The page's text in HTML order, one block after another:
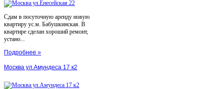
Сдам в посуточную аренду новую
квартиру ус.м. Бабушкинская. В
квартире сделан хороший ремонт,
устано...
Подробнее »
Москва ул.Амундеса 17 к2